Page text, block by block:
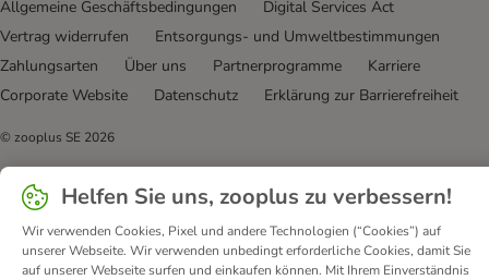
Allgemeine Geschäftsbedingungen
Digital Services Act
Vertrag widerrufen
Entsorgungs- und Umweltbestimmungen
Zahlungsarten
Über uns Partnerprogramme
Karriere
Corporate Website
Datenschutz Erklärung zur Barrierefreiheit
© zooplus SE 2026
Helfen Sie uns, zooplus zu verbessern!
Wir verwenden Cookies, Pixel und andere Technologien (“Cookies”) auf
unserer Webseite. Wir verwenden unbedingt erforderliche Cookies, damit Sie
auf unserer Webseite surfen und einkaufen können. Mit Ihrem Einverständnis